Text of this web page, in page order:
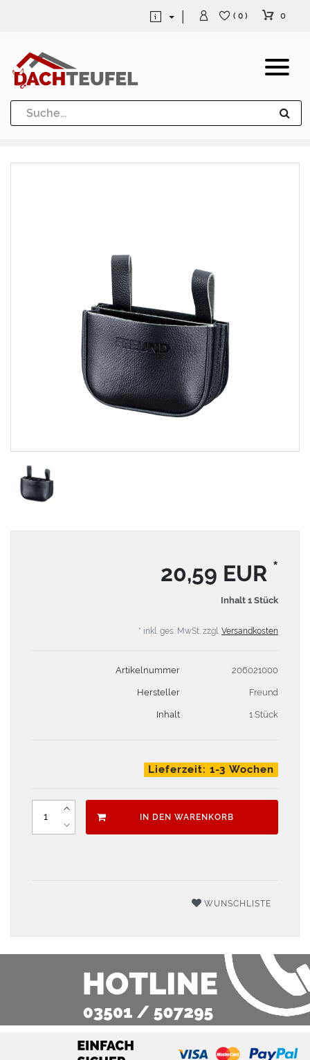
Dachrinne und Fallrohre
Werkzeuge und Löttechnik
( 0 ) 0
20,59 EUR *
Inhalt 1 Stück
* inkl. ges. MwSt. zzgl. Versandkosten
Artikelnummer 206021000
Hersteller Freund
Inhalt 1 Stück
Lieferzeit: 1-3 Wochen
IN DEN WARENKORB
WUNSCHLISTE